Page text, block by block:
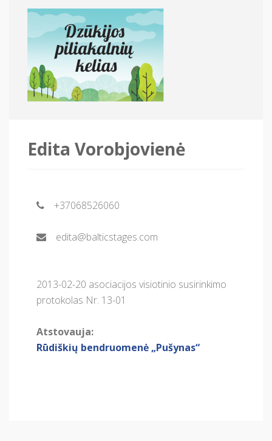
Edita Vorobjovienė
+37068526060
edita@balticstages.com
2013-02-20 asociacijos visiotinio susirinkimo
protokolas Nr. 13-01
Atstovauja:
Rūdiškių bendruomenė „Pušynas“